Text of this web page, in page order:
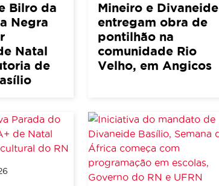
Bilro da
Negra
Natal
de
Mineiro e Divaneide
entregam obra de
pontilhão na
comunidade Rio
Velho, em Angicos